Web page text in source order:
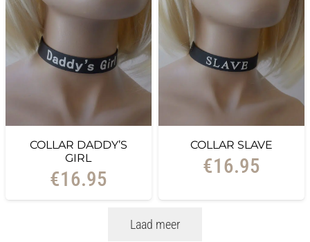
COLLAR DADDY’S
GIRL
€16.95
COLLAR SLAVE
€16.95
Laad meer